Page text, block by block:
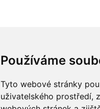
Používáme
Tyto webové stránky
uživatelského prostředí,